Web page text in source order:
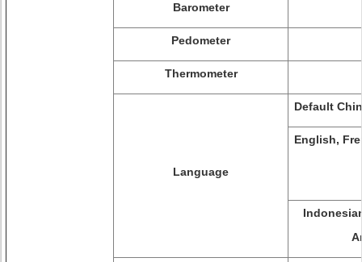
Barometer
Pedometer
Thermometer
Language
Default
English,